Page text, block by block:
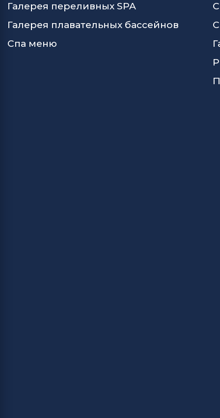
Галерея переливных SPA
Галерея плавательных бассейнов
Спа меню